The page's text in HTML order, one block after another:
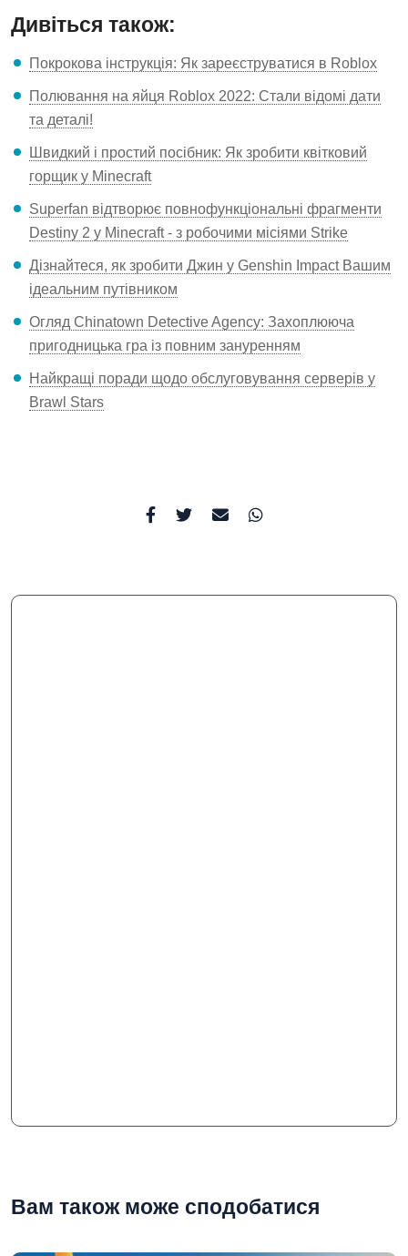
Дивіться також:
Покрокова інструкція: Як зареєструватися в Roblox
Полювання на яйця Roblox 2022: Стали відомі дати
та деталі!
Швидкий і простий посібник: Як зробити квітковий
горщик у Minecraft
Superfan відтворює повнофункціональні фрагменти
Destiny 2 у Minecraft - з робочими місіями Strike
Дізнайтеся, як зробити Джин у Genshin Impact Вашим
ідеальним путівником
Огляд Chinatown Detective Agency: Захоплююча
пригодницька гра із повним зануренням
Найкращі поради щодо обслуговування серверів у
Brawl Stars
Вам також може сподобатися